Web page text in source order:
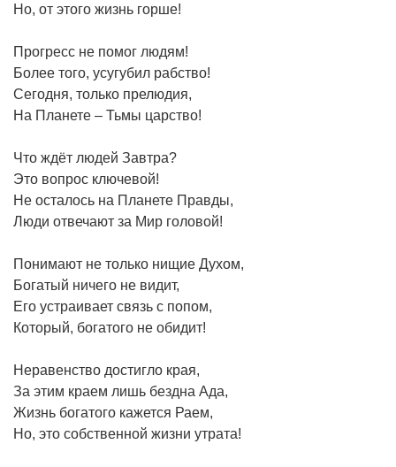
Но, от этого жизнь горше!
Прогресс не помог людям!
Более того, усугубил рабство!
Сегодня, только прелюдия,
На Планете – Тьмы царство!
Что ждёт людей Завтра?
Это вопрос ключевой!
Не осталось на Планете Правды,
Люди отвечают за Мир головой!
Понимают не только нищие Духом,
Богатый ничего не видит,
Его устраивает связь с попом,
Который, богатого не обидит!
Неравенство достигло края,
За этим краем лишь бездна Ада,
Жизнь богатого кажется Раем,
Но, это собственной жизни утрата!